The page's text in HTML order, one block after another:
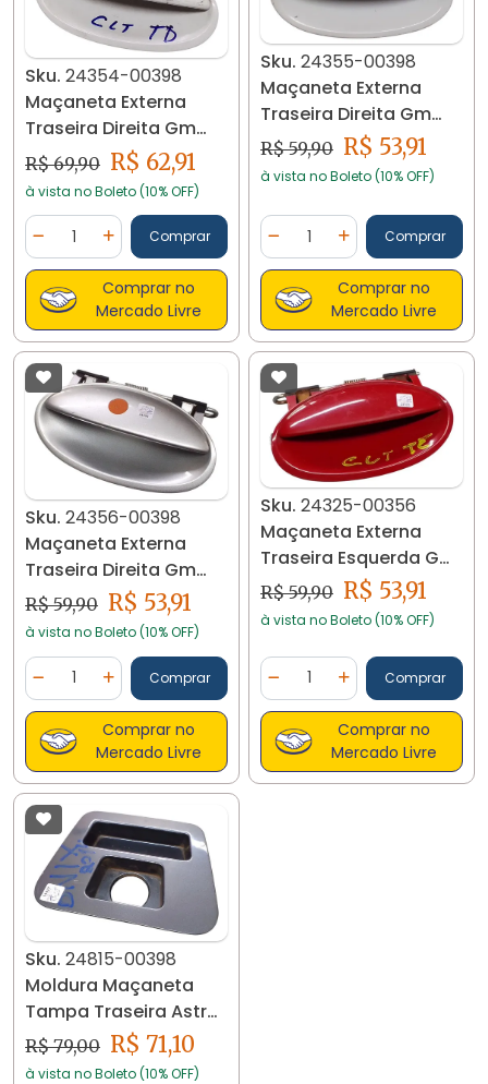
Sku. 24354-00398
Maçaneta Externa
Traseira Direita Gm
Celta 24354
R$ 69,90 R$ 62,91
à vista no Boleto (10% OFF)
Diminuir Quantidade
Quantidade
Adicionar Quantidade
Comprar
Comprar no
Mercado Livre
Sku. 24355-00398
Maçaneta Externa
Traseira Direita Gm
Celta 24355
R$ 59,90 R$ 53,91
à vista no Boleto (10% OFF)
Diminuir Quantidade
Quantidade
AdicionarComprar
Comprar no
Mercado Livre
Sku. 24356-00398
Maçaneta Externa
Traseira Direita Gm
Celta 24356
R$ 59,90 R$ 53,91
à vista no Boleto (10% OFF)
Diminuir Quantidade
Quantidade
Adicionar Quantidade
Comprar
Comprar no
Mercado Livre
Sku. 24325-00356
Maçaneta Externa
Traseira Esquerda Gm
Celta 24325
R$ 59,90 R$ 53,91
à vista no Boleto (10% OFF)
Diminuir Quantidade
Quantidade
AdicionarComprar
Comprar no
Mercado Livre
Sku. 24815-00398
Moldura Maçaneta
Tampa Traseira Astra
02 A 11 24815 Cinza-
escuro Traseira
R$ 79,00 R$ 71,10
à vista no Boleto (10% OFF)